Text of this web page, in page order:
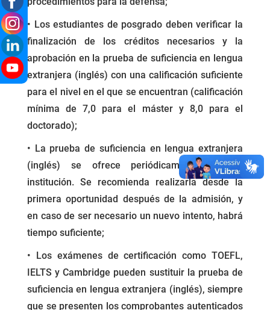
• Los estudiantes de posgrado deben verificar la
finalización de los créditos necesarios y la
aprobación en la prueba de suficiencia en lengua
extranjera (inglés) con una calificación suficiente
para el nivel en el que se encuentran (calificación
mínima de 7,0 para el máster y 8,0 para el
doctorado);
• La prueba de suficiencia en lengua extranjera
(inglés) se ofrece periódicamente por la
institución. Se recomienda realizarla desde la
primera oportunidad después de la admisión, y
en caso de ser necesario un nuevo intento, habrá
tiempo suficiente;
• Los exámenes de certificación como TOEFL,
IELTS y Cambridge pueden sustituir la prueba de
suficiencia en lengua extranjera (inglés), siempre
que se presenten los comprobantes autenticados